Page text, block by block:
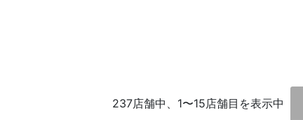
237店舗中、1〜15店舗目を表示中